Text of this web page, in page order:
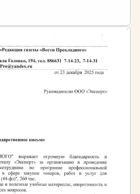
и системы полива. Вы
садовых инженерных
полива,
Изучите современные
используемые для
для ландшафтного
программы
ArchiCAD, SketchUp,
приложения для